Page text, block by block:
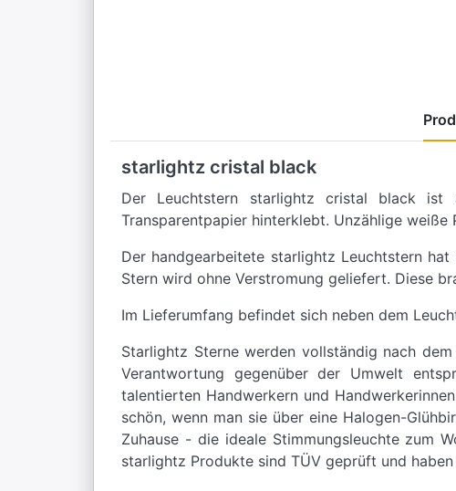
starlightz cristal black
Der Leuchtstern starlightz cristal black ist
Transparentpapier hinterklebt. Unzählige
Der handgearbeitete starlightz Leuchtstern
Stern wird ohne Verstromung geliefert. Diese
Im Lieferumfang befindet sich neben dem
Starlightz Sterne werden vollständig nach
Verantwortung gegenüber der Umwelt
talentierten Handwerkern und
schön, wenn man sie über eine Halogen-
Zuhause - die ideale Stimmungsleuchte zum
starlightz Produkte sind TÜV geprüft und haben